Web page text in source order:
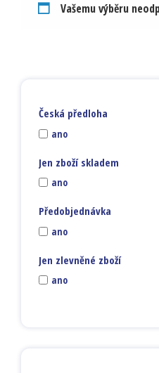
Vašemu výběru
Česká předloha
ano
Jen zboží skladem
ano
Předobjednávka
ano
Jen zlevněné zboží
ano